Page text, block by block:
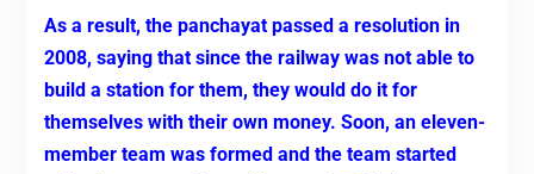
As a result, the panchayat passed a resolution in
2008, saying that since the railway was not able to
build a station for them, they would do it for
themselves with their own money. Soon, an eleven-
member team was formed and the team started